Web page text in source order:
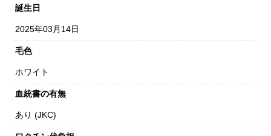
誕生日
2025年03月14日
毛色
ホワイト
血統書の有無
あり (JKC)